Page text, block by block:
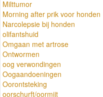
Milttumor
Morning after prik voor honden
Narcolepsie bij honden
olifantshuid
Omgaan met artrose
Ontwormen
oog verwondingen
Oogaandoeningen
Oorontsteking
oorschurft/oormijt